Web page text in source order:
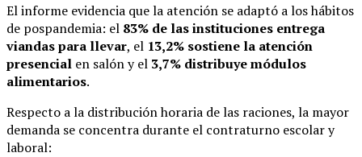
El informe evidencia que la atención se adaptó a los hábitos
de pospandemia: el 83% de las instituciones entrega
viandas para llevar, el 13,2% sostiene la atención
presencial en salón y el 3,7% distribuye módulos
alimentarios.
Respecto a la distribución horaria de las raciones, la mayor
demanda se concentra durante el contraturno escolar y
laboral: